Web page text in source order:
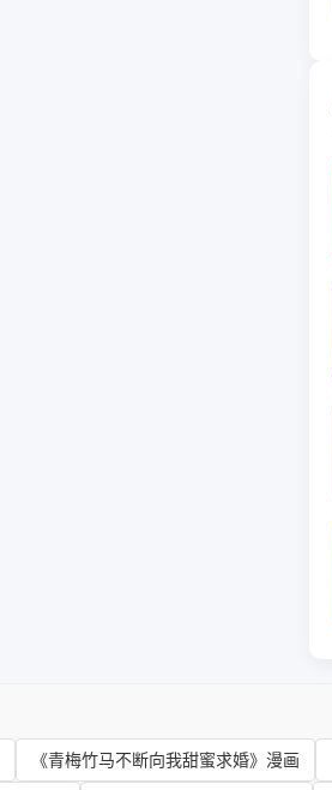
《青梅竹马不断向我甜蜜求婚》漫画